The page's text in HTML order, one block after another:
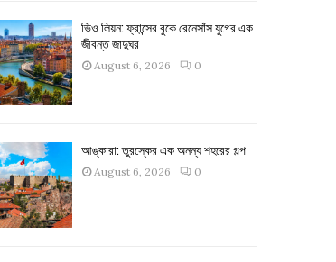
ভিও লিয়ন: ফ্রান্সের বুকে রেনেসাঁস যুগের এক
জীবন্ত জাদুঘর
August 6, 2026 0
আঙ্কারা: তুরস্কের এক অনন্য শহরের গল্প
August 6, 2026 0